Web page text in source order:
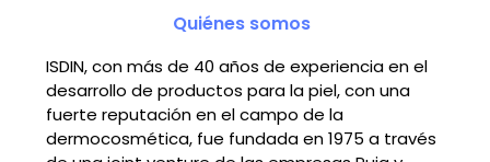
Quiénes somos
ISDIN, con más de 40 años de experiencia en el
desarrollo de productos para la piel, con una
fuerte reputación en el campo de la
dermocosmética, fue fundada en 1975 a través